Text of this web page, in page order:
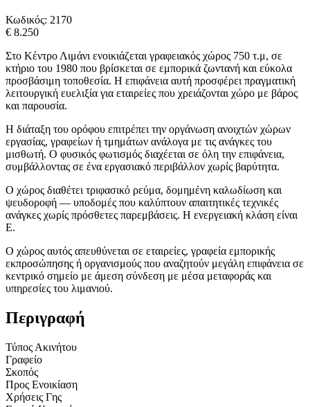
Κωδικός: 2170
€ 8.250
Στο Κέντρο Λιμάνι ενοικιάζεται γραφειακός χώρος 750 τ.μ, σε
κτήριο του 1980 που βρίσκεται σε εμπορικά ζωντανή και εύκολα
προσβάσιμη τοποθεσία. Η επιφάνεια αυτή προσφέρει πραγματική
λειτουργική ευελιξία για εταιρείες που χρειάζονται χώρο με βάρος
και παρουσία.
Η διάταξη του ορόφου επιτρέπει την οργάνωση ανοιχτών χώρων
εργασίας, γραφείων ή τμημάτων ανάλογα με τις ανάγκες του
μισθωτή. Ο φυσικός φωτισμός διαχέεται σε όλη την επιφάνεια,
συμβάλλοντας σε ένα εργασιακό περιβάλλον χωρίς βαρύτητα.
Ο χώρος διαθέτει τριφασικό ρεύμα, δομημένη καλωδίωση και
ψευδοροφή — υποδομές που καλύπτουν απαιτητικές τεχνικές
ανάγκες χωρίς πρόσθετες παρεμβάσεις. Η ενεργειακή κλάση είναι
Ε.
Ο χώρος αυτός απευθύνεται σε εταιρείες, γραφεία εμπορικής
εκπροσώπησης ή οργανισμούς που αναζητούν μεγάλη επιφάνεια σε
κεντρικό σημείο με άμεση σύνδεση με μέσα μεταφοράς και
υπηρεσίες του λιμανιού.
Περιγραφή
Τύπος Ακινήτου
Γραφείο
Σκοπός
Προς Ενοικίαση
Χρήσεις Γης